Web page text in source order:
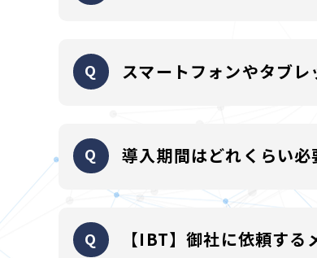
大手総合商社、通信教育機関、医薬関連メ
振り返りが出来る問題解説機能なども提
スマートフォンやタブ
対応しております。詳細は
導入期間はどれくらい必
パッケージサービスの導入であれば、1ヶ
主催者様のご要望に応じてカスタマイズ
【IBT】御社に依頼する